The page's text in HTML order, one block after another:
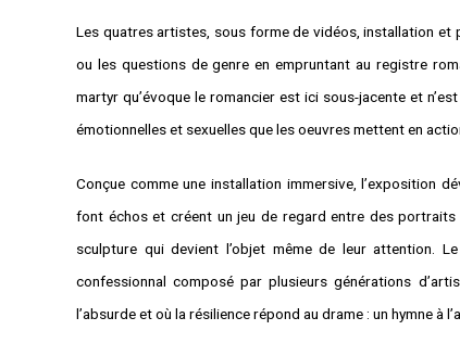
Les quatres artistes, sous forme de vidéos, installation et
ou les questions de genre en empruntant au registre
martyr qu’évoque le romancier est ici sous-jacente et
émotionnelles et sexuelles que les oeuvres mettent en
Conçue comme une installation immersive, l’exposition
font échos et créent un jeu de regard entre des
sculpture qui devient l’objet même de leur attention.
confessionnal composé par plusieurs générations
l’absurde et où la résilience répond au drame : un hymne à